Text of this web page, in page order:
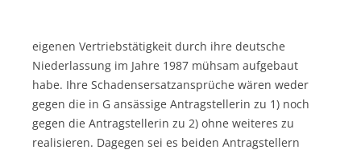
eigenen Vertriebstätigkeit durch ihre deutsche
Niederlassung im Jahre 1987 mühsam aufgebaut
habe. Ihre Schadensersatzansprüche wären weder
gegen die in G ansässige Antragstellerin zu 1) noch
gegen die Antragstellerin zu 2) ohne weiteres zu
realisieren. Dagegen sei es beiden Antragstellern